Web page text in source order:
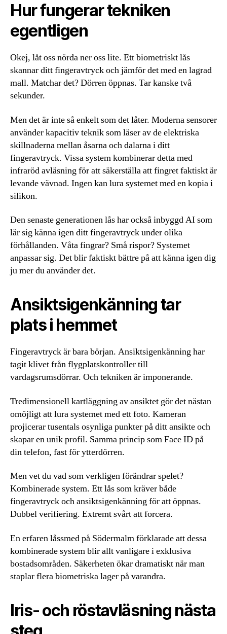
Hur fungerar tekniken
egentligen
Okej, låt oss nörda ner oss lite. Ett biometriskt lås
skannar ditt fingeravtryck och jämför det med en lagrad
mall. Matchar det? Dörren öppnas. Tar kanske två
sekunder.
Men det är inte så enkelt som det låter. Moderna sensorer
använder kapacitiv teknik som läser av de elektriska
skillnaderna mellan åsarna och dalarna i ditt
fingeravtryck. Vissa system kombinerar detta med
infraröd avläsning för att säkerställa att fingret faktiskt är
levande vävnad. Ingen kan lura systemet med en kopia i
silikon.
Den senaste generationen lås har också inbyggd AI som
lär sig känna igen ditt fingeravtryck under olika
förhållanden. Våta fingrar? Små rispor? Systemet
anpassar sig. Det blir faktiskt bättre på att känna igen dig
ju mer du använder det.
Ansiktsigenkänning tar
plats i hemmet
Fingeravtryck är bara början. Ansiktsigenkänning har
tagit klivet från flygplatskontroller till
vardagsrumsdörrar. Och tekniken är imponerande.
Tredimensionell kartläggning av ansiktet gör det nästan
omöjligt att lura systemet med ett foto. Kameran
projicerar tusentals osynliga punkter på ditt ansikte och
skapar en unik profil. Samma princip som Face ID på
din telefon, fast för ytterdörren.
Men vet du vad som verkligen förändrar spelet?
Kombinerade system. Ett lås som kräver både
fingeravtryck och ansiktsigenkänning för att öppnas.
Dubbel verifiering. Extremt svårt att forcera.
En erfaren låssmed på Södermalm förklarade att dessa
kombinerade system blir allt vanligare i exklusiva
bostadsområden. Säkerheten ökar dramatiskt när man
staplar flera biometriska lager på varandra.
Iris- och röstavläsning nästa